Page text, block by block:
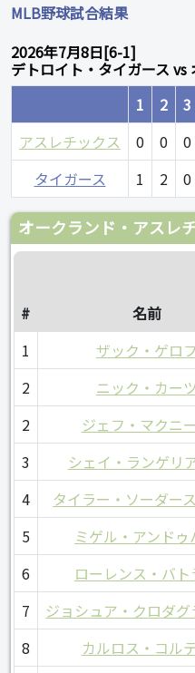
MLB野球試合結果
2026年7月8日[6-1]
デトロイト・タイガース
1
2 3
アスレチックス
0 0 0
タイガース
1 2 0
オークランド・アスレ
# 名前
1
ザック・ゲロフ
2
ニック・カー
2
ジェフ・マクニ
3
シェイ・ランゲリ
4
タイラー・ソーダー
5
ミゲル・アンドゥ
6
ローレンス・バト
7
ジョシュア・クロダグ
8
カルロス・コル